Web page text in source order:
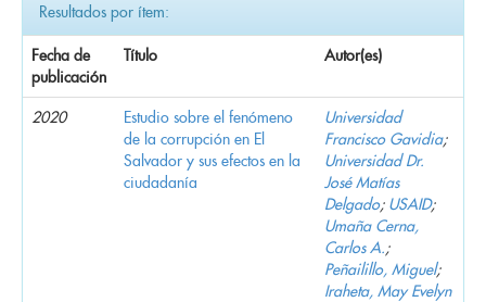
Resultados por ítem:
Fecha de
publicación
Título Autor(es)
2020
Estudio sobre el fenómeno
de la corrupción en El
Salvador y sus efectos en la
ciudadanía
Universidad
Francisco Gavidia;
Universidad Dr.
José Matías
Delgado; USAID;
Umaña Cerna,
Carlos A.;
Peñailillo, Miguel;
Iraheta, May Evelyn